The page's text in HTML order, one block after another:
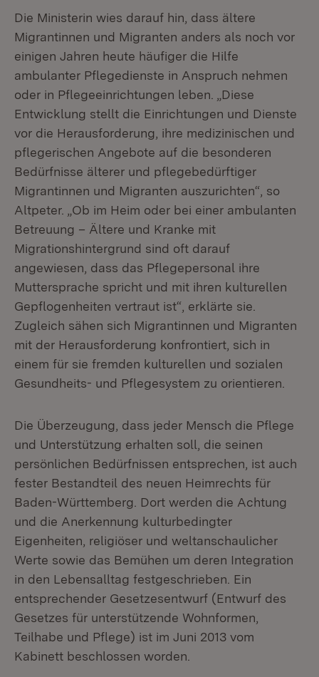
Die Ministerin wies darauf hin, dass ältere
Migrantinnen und Migranten anders als noch vor
einigen Jahren heute häufiger die Hilfe
ambulanter Pflegedienste in Anspruch nehmen
oder in Pflegeeinrichtungen leben. „Diese
Entwicklung stellt die Einrichtungen und Dienste
vor die Herausforderung, ihre medizinischen und
pflegerischen Angebote auf die besonderen
Bedürfnisse älterer und pflegebedürftiger
Migrantinnen und Migranten auszurichten“, so
Altpeter. „Ob im Heim oder bei einer ambulanten
Betreuung – Ältere und Kranke mit
Migrationshintergrund sind oft darauf
angewiesen, dass das Pflegepersonal ihre
Muttersprache spricht und mit ihren kulturellen
Gepflogenheiten vertraut ist“, erklärte sie.
Zugleich sähen sich Migrantinnen und Migranten
mit der Herausforderung konfrontiert, sich in
einem für sie fremden kulturellen und sozialen
Gesundheits- und Pflegesystem zu orientieren.
Die Überzeugung, dass jeder Mensch die Pflege
und Unterstützung erhalten soll, die seinen
persönlichen Bedürfnissen entsprechen, ist auch
fester Bestandteil des neuen Heimrechts für
Baden-Württemberg. Dort werden die Achtung
und die Anerkennung kulturbedingter
Eigenheiten, religiöser und weltanschaulicher
Werte sowie das Bemühen um deren Integration
in den Lebensalltag festgeschrieben. Ein
entsprechender Gesetzesentwurf (Entwurf des
Gesetzes für unterstützende Wohnformen,
Teilhabe und Pflege) ist im Juni 2013 vom
Kabinett beschlossen worden.